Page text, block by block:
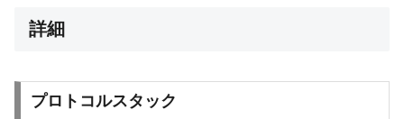
詳細
プロトコルスタック